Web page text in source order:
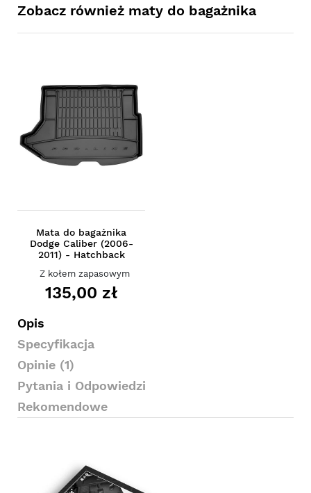
Zobacz również maty do bagażnika
Mata do bagażnika
Dodge Caliber (2006-
2011) - Hatchback
Z kołem zapasowym
135,00 zł
Opis
Specyfikacja
Opinie (1)
Pytania i Odpowiedzi
Rekomendowe